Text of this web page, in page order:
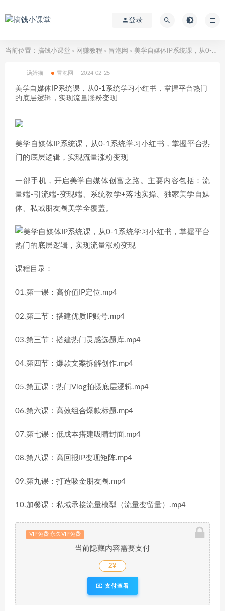
登录
当前位置： 搞钱小课堂 > 网赚教程 > 冒泡网 > 美学自媒体IP系统课，从0-1系统学习小红书，掌握平台热门的底层逻辑，实现流量涨粉变现
汤姆猫 冒泡网 2024-02-25
美学自媒体IP系统课，从0-1系统学习小红书，掌握平台热门
的底层逻辑，实现流量涨粉变现
美学自媒体IP系统课，从0-1系统学习小红书，掌握平台热
门的底层逻辑，实现流量涨粉变现
一部手机，开启美学自媒体创富之路。主要内容包括：流
量端-引流端-变现端、系统教学+落地实操、独家美学自媒
体、私域朋友圈美学全覆盖。
课程目录：
01.第一课：高价值IP定位.mp4
02.第二节：搭建优质IP账号.mp4
03.第三节：搭建热门灵感选题库.mp4
04.第四节：爆款文案拆解创作.mp4
05.第五课：热门Vlog拍摄底层逻辑.mp4
06.第六课：高效组合爆款标题.mp4
07.第七课：低成本搭建吸睛封面.mp4
08.第八课：高回报IP变现矩阵.mp4
09.第九课：打造吸金朋友圈.mp4
10.加餐课：私域承接流量模型（流量变留量）.mp4
VIP免费 永久VIP免费
当前隐藏内容需要支付
2¥
支付查看